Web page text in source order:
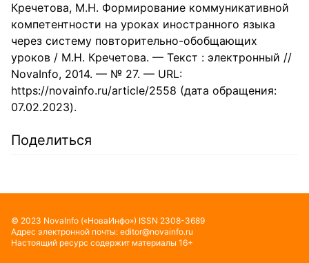
Кречетова, М.Н. Формирование коммуникативной
компетентности на уроках иностранного языка
через систему повторительно-обобщающих
уроков / М.Н. Кречетова. — Текст : электронный //
NovaInfo, 2014. — № 27. — URL:
https://novainfo.ru/article/2558 (дата обращения:
07.02.2023).
Поделиться
© 2023 NovaInfo («НоваИнфо») ISSN 2308-3689
Адрес электронной почты: editor@novainfo.ru
Настоящий ресурс содержит материалы 16+